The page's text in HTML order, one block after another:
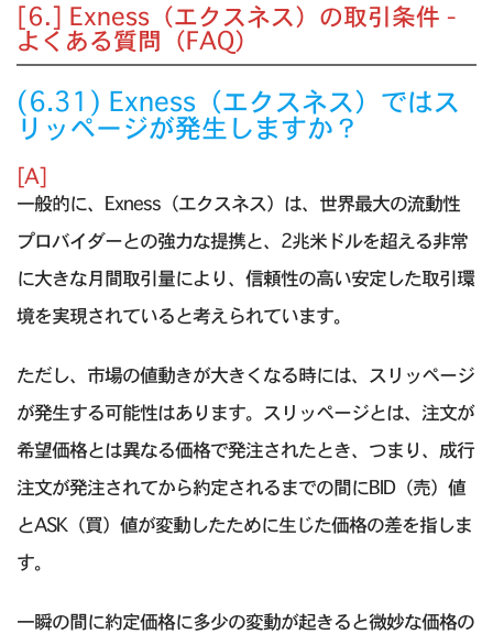
[6.] Exness（エクスネス）の取引条件 -
よくある質問（FAQ）
(6.31) Exness（エクスネス）ではス
リッページが発生しますか？
[A]
一般的に、Exness（エクスネス）は、世界最大の流動性
プロバイダーとの強力な提携と、2兆米ドルを超える非常
に大きな月間取引量により、信頼性の高い安定した取引環
境を実現されていると考えられています。
ただし、市場の値動きが大きくなる時には、スリッページ
が発生する可能性はあります。スリッページとは、注文が
希望価格とは異なる価格で発注されたとき、つまり、成行
注文が発注されてから約定されるまでの間にBID（売）値
とASK（買）値が変動したために生じた価格の差を指しま
す。
一瞬の間に約定価格に多少の変動が起きると微妙な価格の